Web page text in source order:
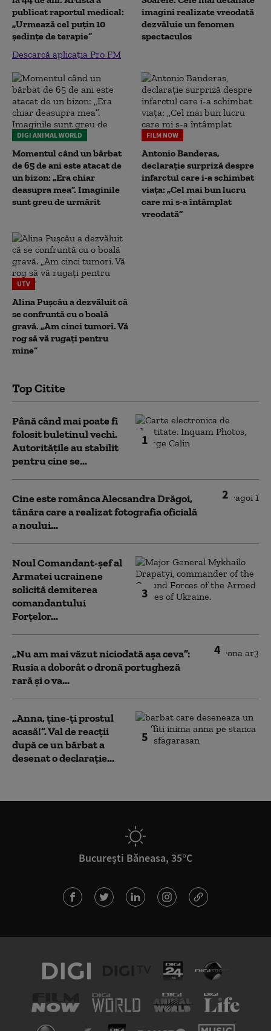
publicat raportul medical:
„Urmează cel puțin 10
ședințe de terapie”
Descarcă aplicația Pro FM
imagini realizate vreodată
dezvăluie un fenomen
spectaculos
DIGI ANIMAL WORLD
Momentul când un bărbat
de 65 de ani este atacat de
un bizon: „Era chiar
deasupra mea”. Imaginile
sunt greu de urmărit
FILM NOW
Antonio Banderas,
declarație surpriză despre
infarctul care i-a schimbat
viața: „Cel mai bun lucru
care mi s-a întâmplat
vreodată”
UTV
Alina Pușcău a dezvăluit că
se confruntă cu o boală
gravă. „Am cinci tumori. Vă
rog să vă rugați pentru
mine”
Top Citite
1
Până când mai poate fi
folosit buletinul vechi.
Autoritățile au stabilit
pentru cine se...
2
Cine este românca Alecsandra Drăgoi,
tânăra care a realizat fotografia oficială
a noului...
3
Noul Comandant-șef al
Armatei ucrainene
solicită demiterea
comandantului
Forțelor...
4
„Nu am mai văzut niciodată așa ceva”:
Rusia a doborât o dronă portugheză
rară și o va...
5
„Anna, ţine-ţi prostul
acasă!”. Val de reacții
după ce un bărbat a
desenat o declarație...
București Băneasa, 35°C